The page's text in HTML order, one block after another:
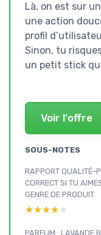
Là, on est sur
une action
profil
Sinon, tu
un petit stick
Voir l'offre
SOUS-NOTES
RAPPORT QUALITÉ-
CORRECT SI TU
GENRE DE PRODUIT
★★★★★
★★★★★
PARFUM : LAVANDE